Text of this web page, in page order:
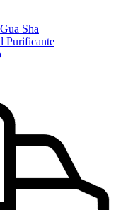
Sha
Purificante